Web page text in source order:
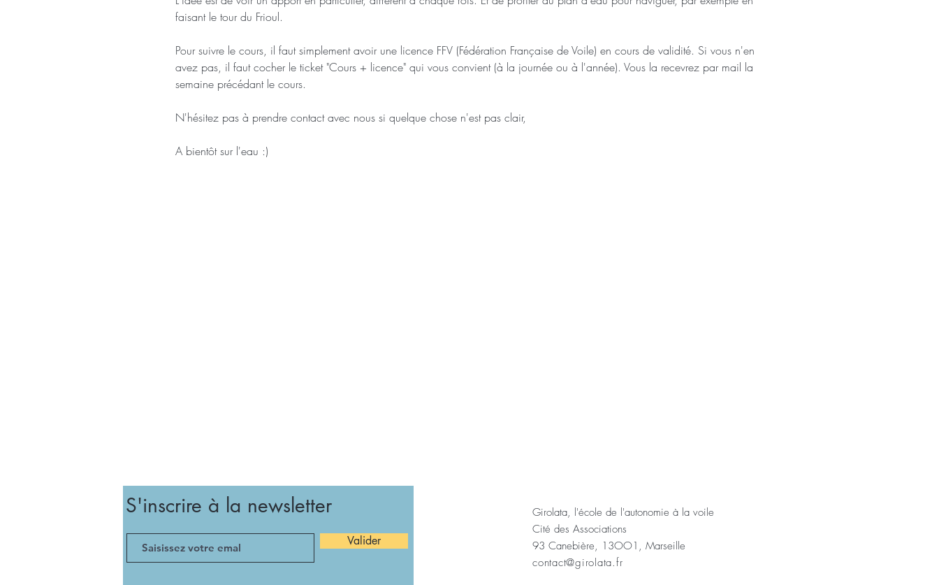
faisant le tour du Frioul.
Pour suivre le cours, il faut simplement avoir une licence FFV (Fédération Française de Voile) en cours de validité. Si vous n'en
avez pas, il faut cocher le ticket "Cours + licence" qui vous convient (à la journée ou à l'année). Vous la recevrez par mail la
semaine précédant le cours.
N'hésitez pas à prendre contact avec nous si quelque chose n'est pas clair,
A bientôt sur l'eau :)
S'inscrire à la newsletter
Valider
Girolata, l'école de l'autonomie à la voile
Cité des Associations
93 Canebière, 13OO1, Marseille
contact@girolata.fr